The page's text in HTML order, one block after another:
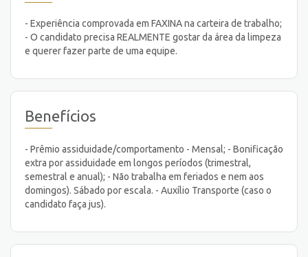
- Experiência comprovada em FAXINA na carteira de trabalho;
- O candidato precisa REALMENTE gostar da área da limpeza
e querer fazer parte de uma equipe.
Benefícios
- Prêmio assiduidade/comportamento - Mensal; - Bonificação
extra por assiduidade em longos períodos (trimestral,
semestral e anual); - Não trabalha em feriados e nem aos
domingos). Sábado por escala. - Auxílio Transporte (caso o
candidato faça jus).